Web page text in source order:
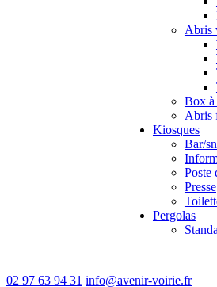
Abris
Box à
Abris
Kiosques
Bar/
Poste
Presse
Pergolas
02 97 63 94 31 info@avenir-voirie.fr